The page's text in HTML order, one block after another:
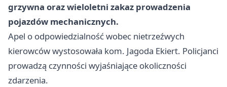
grzywna oraz wieloletni zakaz prowadzenia
pojazdów mechanicznych.
Apel o odpowiedzialność wobec nietrzeźwych
kierowców wystosowała kom. Jagoda Ekiert. Policjanci
prowadzą czynności wyjaśniające okoliczności
zdarzenia.